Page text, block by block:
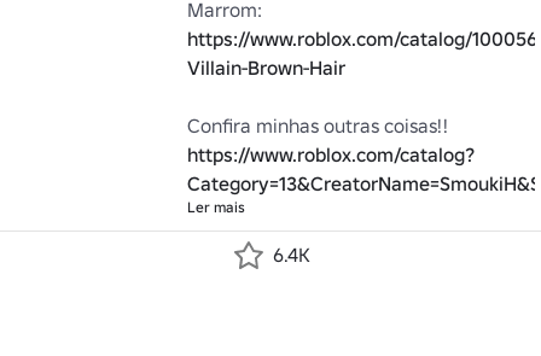
https://www.roblox.com/catalog/
Villain-Brown-Hair
https://www.roblox.com/catalog?
Ler mais
6.4K